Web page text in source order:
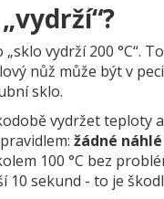
vydrží 200 °C“.
nůž může být v
sklo.
vydržet teploty
žádné
100 °C bez
10 sekund - to je